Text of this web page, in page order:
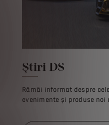
Știri DS
Rămâi informat despre
evenimente și produse noi